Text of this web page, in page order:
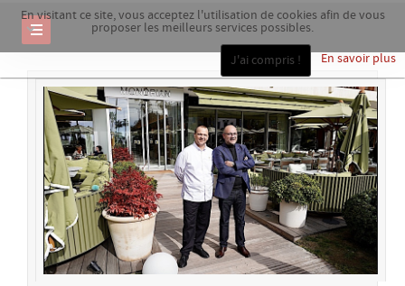
En visitant ce site, vous acceptez l'utilisation de cookies afin de vous
proposer les meilleurs services possibles.
En savoir plus
J'ai compris !